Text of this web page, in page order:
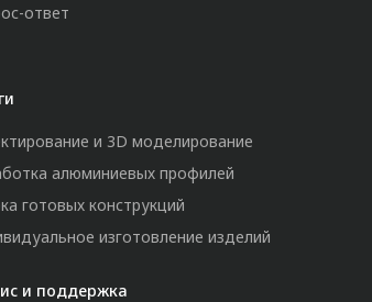
ответ
и 3D моделирование
алюминиевых профилей
готовых конструкций
изготовление изделий
и поддержка